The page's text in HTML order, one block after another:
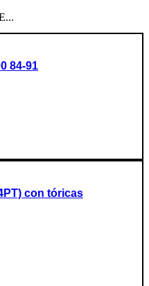
84-91
con tóricas